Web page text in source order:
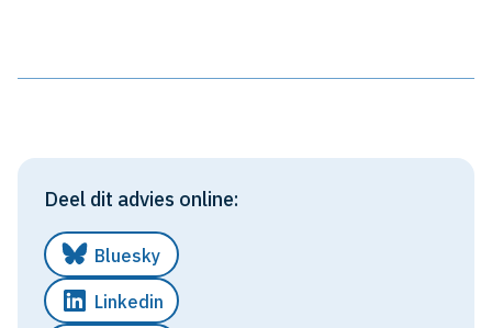
Deel dit advies online:
Bluesky
Linkedin